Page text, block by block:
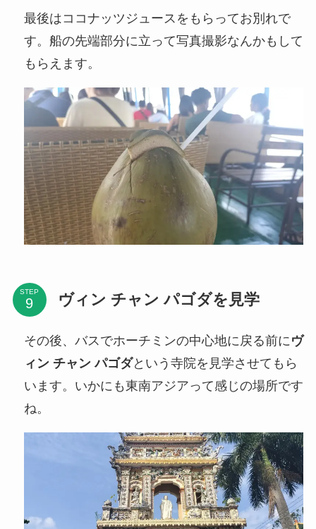
最後はココナッツジュースをもらってお別れで
す。船の先端部分に立って写真撮影なんかもして
もらえます。
STEP ヴィン チャン パゴダを見学
その後、バスでホーチミンの中心地に戻る前に ヴ
ィン チャン パゴダという寺院を見学させてもら
います。いかにも東南アジアって感じの場所です
ね。